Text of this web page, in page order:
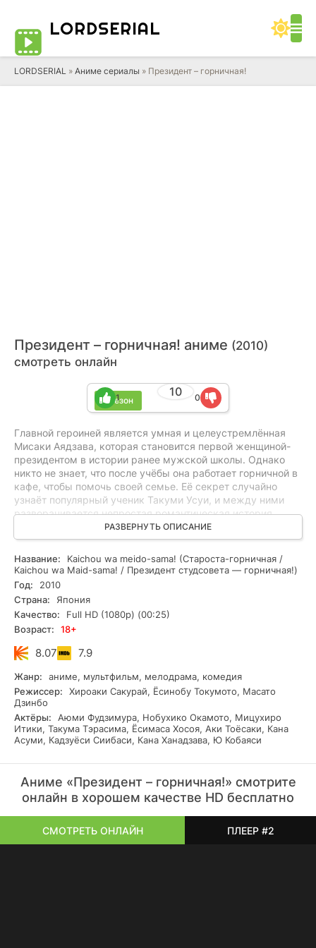
LORDSERIAL
LORDSERIAL » Аниме сериалы » Президент – горничная!
Президент – горничная! аниме (2010)
смотреть онлайн
1 сезон
10
1 0
Главной героиней является умная и целеустремлённая
Мисаки Аядзава, которая становится первой женщиной-
президентом в истории ранее мужской школы. Однако
никто не знает, что после учёбы она работает горничной в
кафе, чтобы помочь своей семье. Её секрет случайно
узнаёт популярный ученик Такуми Усуи, и между ними
разворачивается непростая романтическая история.
Зрители могут смотреть "Президент — горничная!"
онлайн, наслаждаясь забавными витками сюжета,
искромётным юмором и развивающимися отношениями
между персонажами.
РАЗВЕРНУТЬ ОПИСАНИЕ
Название:
Kaichou wa meido-sama! (Староста-горничная /
Kaichou wa Maid-sama! / Президент студсовета — горничная!)
Год:
2010
Страна:
Япония
Качество:
Full HD (1080p) (00:25)
Возраст:
18+
8.07 7.9
Жанр:
аниме, мультфильм, мелодрама, комедия
Режиссер:
Хироаки Сакурай, Ёсинобу Токумото, Масато
Дзинбо
Актёры:
Аюми Фудзимура, Нобухико Окамото, Мицухиро
Итики, Такума Тэрасима, Ёсимаса Хосоя, Аки Тоёсаки, Кана
Асуми, Кадзуёси Сиибаси, Кана Ханадзава, Ю Кобаяси
Аниме «Президент – горничная!» смотрите
онлайн в хорошем качестве HD бесплатно
СМОТРЕТЬ ОНЛАЙН ПЛЕЕР #2